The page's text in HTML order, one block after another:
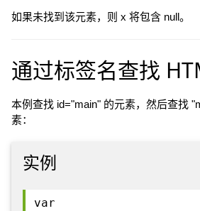
如果未找到该元素，则 x 将包含 null。
通过标签名查找
本例查找 id="main" 的元素，然后查找
素：
实例
var